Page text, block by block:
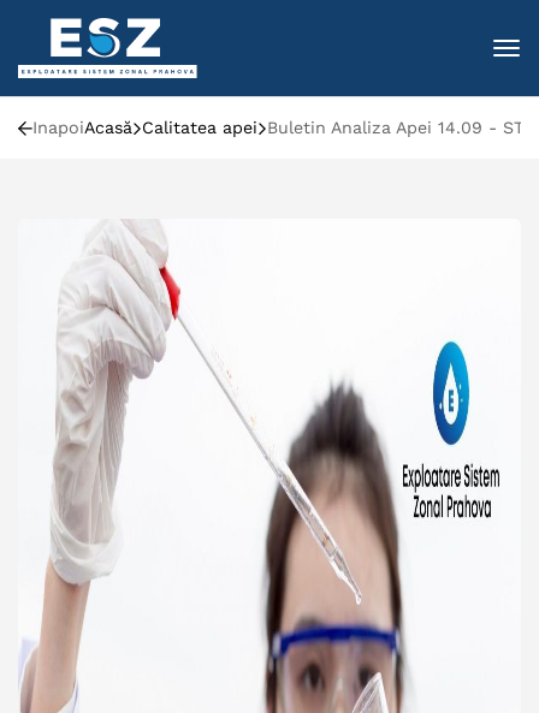
InapoiAcasă Calitatea apei Buletin Analiza Apei 14.09 - STA